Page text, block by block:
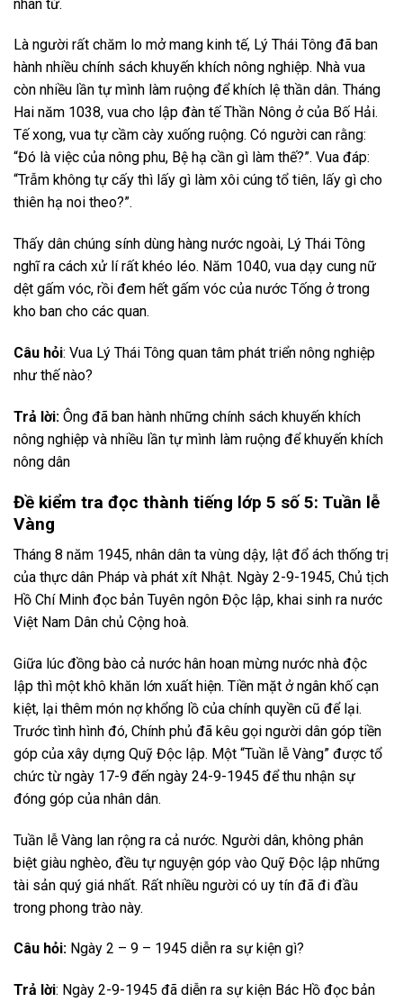
nhân từ.
Là người rất chăm lo mở mang kinh tế, Lý Thái Tông đã ban
hành nhiều chính sách khuyến khích nông nghiệp. Nhà vua
còn nhiều lần tự mình làm ruộng để khích lệ thần dân. Tháng
Hai năm 1038, vua cho lập đàn tế Thần Nông ở của Bố Hải.
Tế xong, vua tự cầm cày xuống ruộng. Có người can rằng:
“Đó là việc của nông phu, Bệ hạ cần gì làm thế?”. Vua đáp:
“Trẫm không tự cấy thì lấy gì làm xôi cúng tổ tiên, lấy gì cho
thiên hạ noi theo?”.
Thấy dân chúng sính dùng hàng nước ngoài, Lý Thái Tông
nghĩ ra cách xử lí rất khéo léo. Năm 1040, vua dạy cung nữ
dệt gấm vóc, rồi đem hết gấm vóc của nước Tống ở trong
kho ban cho các quan.
Câu hỏi: Vua Lý Thái Tông quan tâm phát triển nông nghiệp
như thế nào?
Trả lời: Ông đã ban hành những chính sách khuyến khích
nông nghiệp và nhiều lần tự mình làm ruộng để khuyến khích
nông dân
Đề kiểm tra đọc thành tiếng lớp 5 số 5: Tuần lễ
Vàng
Tháng 8 năm 1945, nhân dân ta vùng dậy, lật đổ ách thống trị
của thực dân Pháp và phát xít Nhật. Ngày 2-9-1945, Chủ tịch
Hồ Chí Minh đọc bản Tuyên ngôn Độc lập, khai sinh ra nước
Việt Nam Dân chủ Cộng hoà.
Giữa lúc đồng bào cả nước hân hoan mừng nước nhà độc
lập thì một khô khăn lớn xuất hiện. Tiền mặt ở ngân khố cạn
kiệt, lại thêm món nợ khổng lồ của chính quyền cũ để lại.
Trước tình hình đó, Chính phủ đã kêu gọi người dân góp tiền
góp của xây dựng Quỹ Độc lập. Một “Tuần lễ Vàng” được tổ
chức từ ngày 17-9 đến ngày 24-9-1945 để thu nhận sự
đóng góp của nhân dân.
Tuần lễ Vàng lan rộng ra cả nước. Người dân, không phân
biệt giàu nghèo, đều tự nguyện góp vào Quỹ Độc lập những
tài sản quý giá nhất. Rất nhiều người có uy tín đã đi đầu
trong phong trào này.
Câu hỏi: Ngày 2 – 9 – 1945 diễn ra sự kiện gì?
Trả lời: Ngày 2-9-1945 đã diễn ra sự kiện Bác Hồ đọc bản